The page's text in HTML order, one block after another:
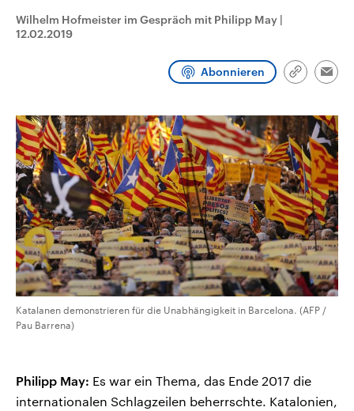
Wahl.
Audio-Archiv
Wilhelm Hofmeister im Gespräch mit Philipp May |
12.02.2019
Abonnieren
Link
Katalanen demonstrieren für die Unabhängigkeit in Barcelona. (AFP /
Pau Barrena)
Philipp May: Es war ein Thema, das Ende 2017 die
internationalen Schlagzeilen beherrschte. Katalonien,